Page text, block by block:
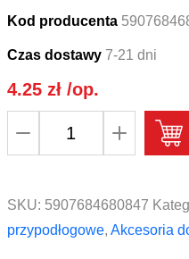
Kod producenta
Czas dostawy 7-21 dni
4.25 zł/op.
listwy
przypodłogowej
SKU: 5907684680847
przypodłogowe, Akcesoria